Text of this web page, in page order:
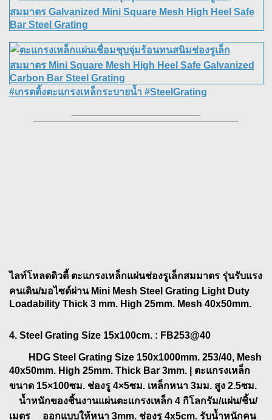
#เกรตติ้งตะแกรงเหล็กระบายน้ำ #SteelGrating
ไลท์โหลดดิวตี้ ตะแกรงเหล็กแผ่นช่องรูเล็กสมมาตร รุ่นรับแรง
คนเดิน/มอไซด์ผ่าน Mini Mesh Steel Grating Light Duty
Loadability Thick 3 mm. High 25mm. Mesh 40x50mm.
4. Steel Grating Size 15x100cm. : FB253@40
HDG Steel Grating Size 150x1000mm. 253/40, Mesh
40x50mm. High 25mm. Thick Bar 3mm. | ตะแกรงเหล็ก
ขนาด 15×100ซม. ช่องรู 4×5ซม. เหล็กหนา 3มม. สูง 2.5ซม.
น้ำหนักของชิ้นงานแผ่นตะแกรงเหล็ก 4 กิโลกรัม/แผ่น/ชิ้น/
เมตร ออกแบบให้หนา 3mm. ช่องรู 4x5cm. รับน้ำหนักคน